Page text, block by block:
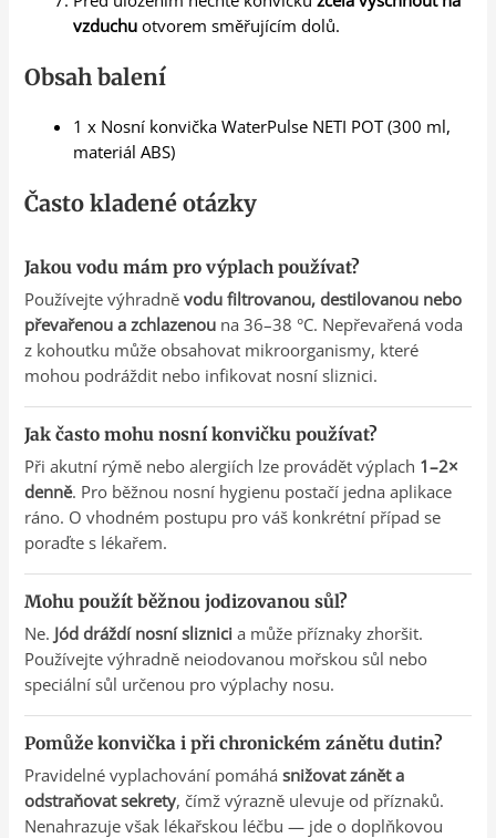
vzduchu otvorem směřujícím dolů.
Obsah balení
1 x Nosní konvička WaterPulse NETI POT (300 ml,
materiál ABS)
Často kladené otázky
Jakou vodu mám pro výplach používat?
Používejte výhradněvodu filtrovanou, destilovanou nebo
převařenou a zchlazenou na 36–38 °C. Nepřevařená voda
z kohoutku může obsahovat mikroorganismy, které
mohou podráždit nebo infikovat nosní sliznici.
Jak často mohu nosní konvičku používat?
Při akutní rýmě nebo alergiích lze provádět výplach 1–2×
denně. Pro běžnou nosní hygienu postačí jedna aplikace
ráno. O vhodném postupu pro váš konkrétní případ se
poraďte s lékařem.
Mohu použít běžnou jodizovanou sůl?
Ne. Jód dráždí nosní sliznici a může příznaky zhoršit.
Používejte výhradně neiodovanou mořskou sůl nebo
speciální sůl určenou pro výplachy nosu.
Pomůže konvička i při chronickém zánětu dutin?
Pravidelné vyplachování pomáhásnižovat zánět a
odstraňovat sekrety, čímž výrazně ulevuje od příznaků.
Nenahrazuje však lékařskou léčbu — jde o doplňkovou